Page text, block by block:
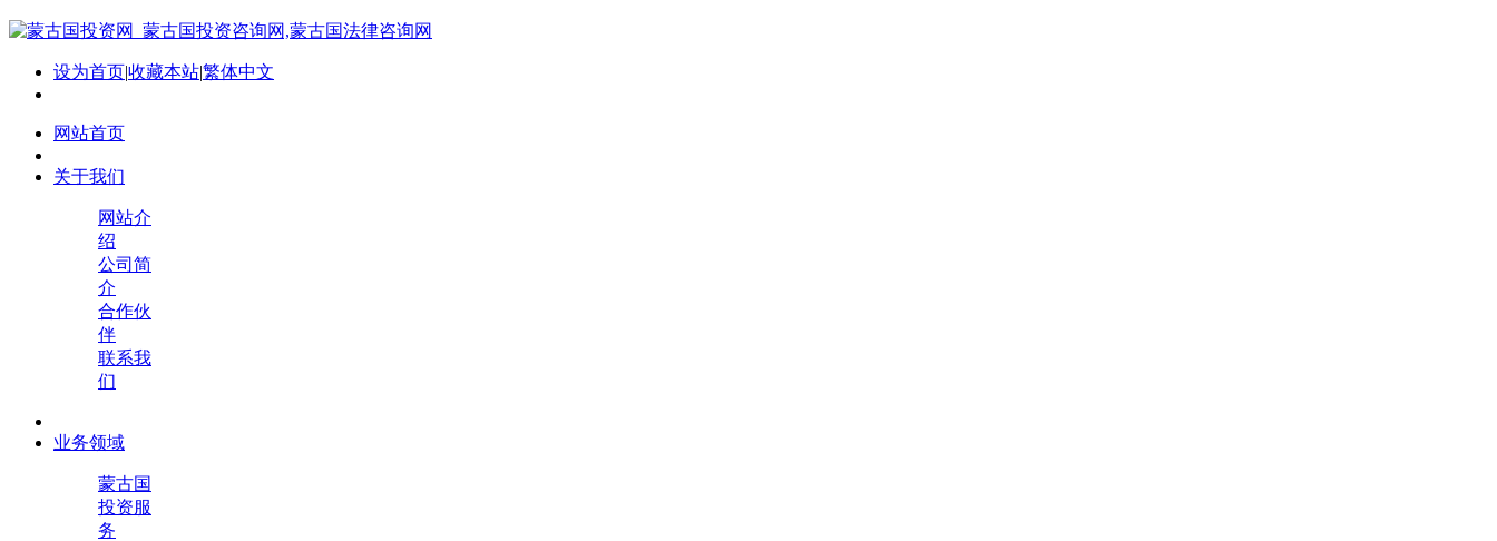
设为首页|收藏本站|繁体中文
网站首页
关于我们
网站介
绍
公司简
介
合作伙
伴
联系我
们
业务领域
蒙古国
投资服
务